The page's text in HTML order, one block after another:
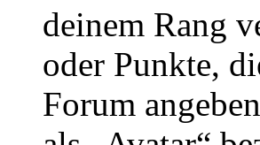
deinem Rang
oder Punkte,
Forum